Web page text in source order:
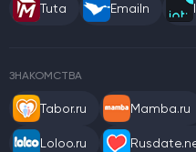
Tuta Emailn
ЗНАКОМСТВА
Tabor.ru Mamba.ru
Loloo.ru